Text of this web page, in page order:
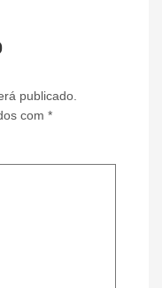
publicado.
com*